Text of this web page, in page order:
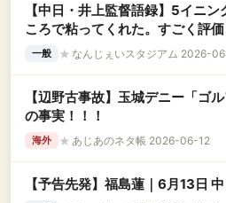
【中日・井上監督語録】5イニ
ころで粘ってくれた。すごく評
野の投球に感嘆
一般 ★ なんじぇいスタジアム 2026-
【辺野古事故】玉城デニー「ゴ
の事実！！！
海外 ★ あじあのネタ帳 2026-06-12
【予告先発】福島蓮｜6月13日